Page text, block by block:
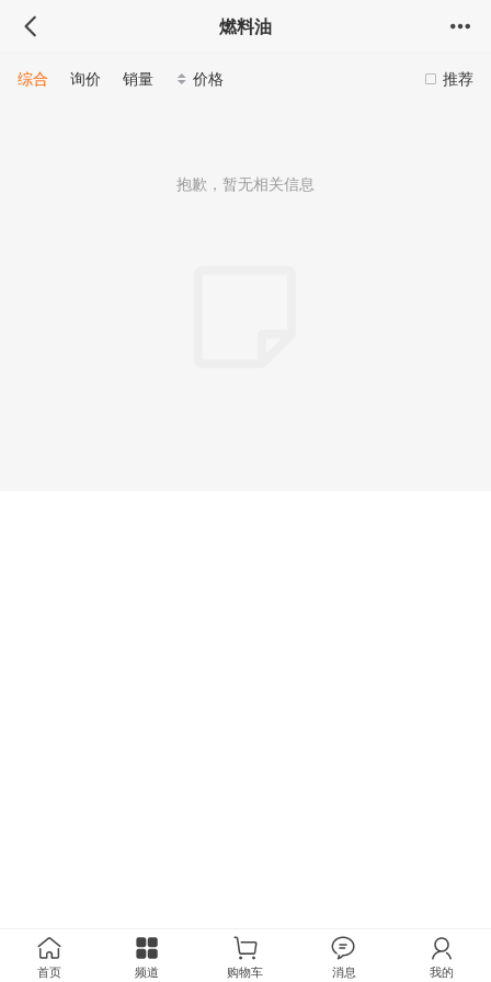
燃料油
推荐
综合 询价 销量 价格
抱歉，暂无相关信息
首页 频道 购物车 消息 我的